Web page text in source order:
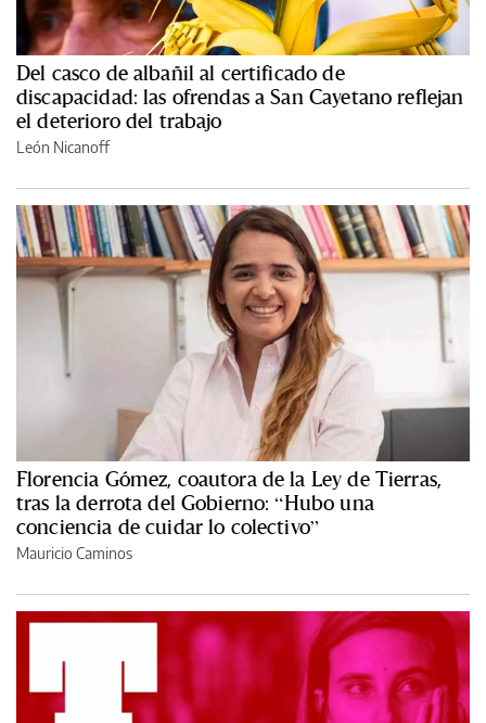
Del casco de albañil al certificado de
discapacidad: las ofrendas a San Cayetano reflejan
el deterioro del trabajo
León Nicanoff
Florencia Gómez, coautora de la Ley de Tierras,
tras la derrota del Gobierno: “Hubo una
conciencia de cuidar lo colectivo”
Mauricio Caminos